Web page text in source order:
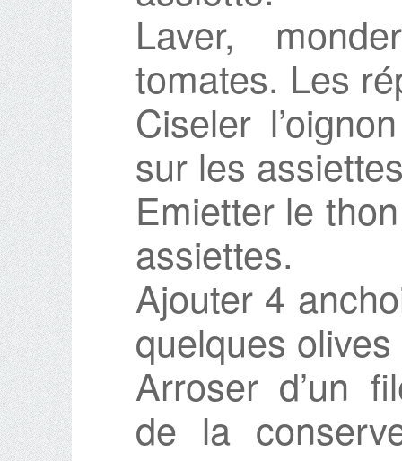
Laver,
tomates. Les
Ciseler
sur les
Emietter le
assiettes.
Ajouter 4
quelques
Arroser d’un
de la